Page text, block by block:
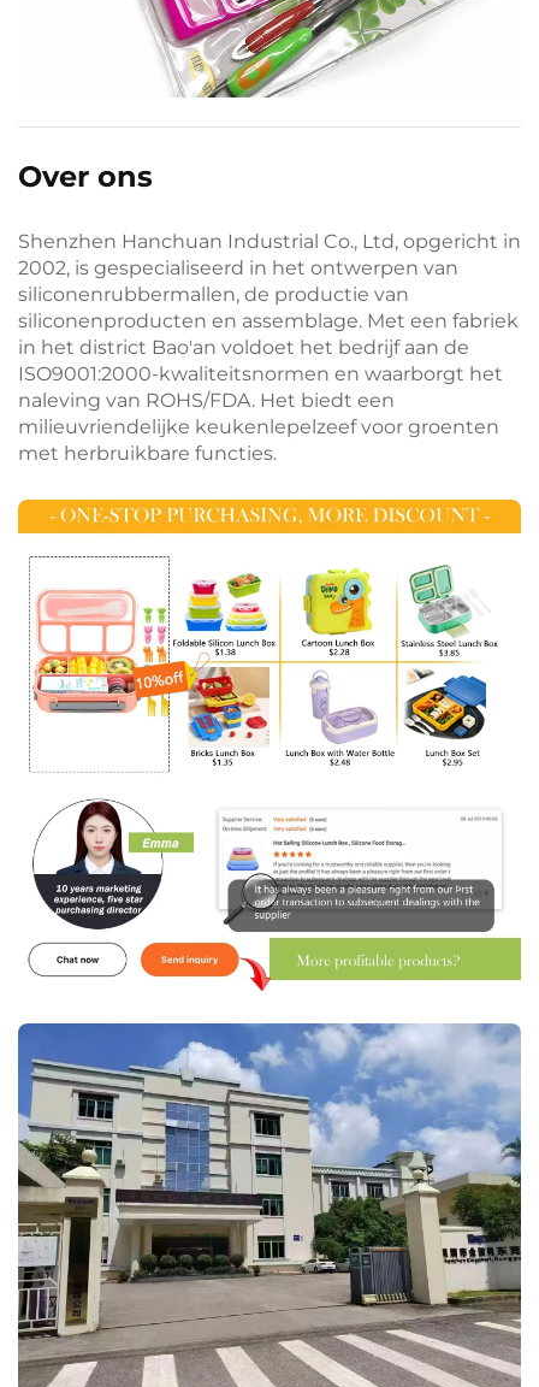
Over ons
Shenzhen Hanchuan Industrial Co., Ltd, opgericht in
2002, is gespecialiseerd in het ontwerpen van
siliconenrubbermallen, de productie van
siliconenproducten en assemblage. Met een fabriek
in het district Bao'an voldoet het bedrijf aan de
ISO9001:2000-kwaliteitsnormen en waarborgt het
naleving van ROHS/FDA. Het biedt een
milieuvriendelijke keukenlepelzeef voor groenten
met herbruikbare functies.